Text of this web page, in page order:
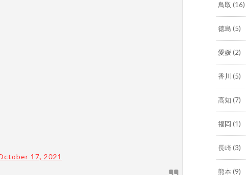
17, 2021
鳥取 (16)
徳島 (5)
愛媛(2)
香川 (5)
高知 (7)
福岡 (1)
長崎(3)
熊本 (9)